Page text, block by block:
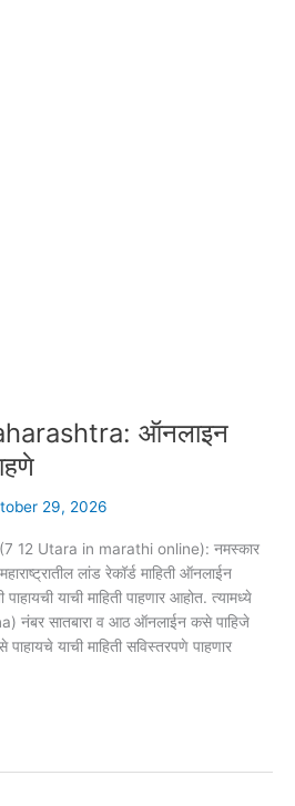
ऑनलाइन
29, 2026
12 Utara in marathi online): नमस्कार
लांड रेकॉर्ड माहिती ऑनलाईन
याची माहिती पाहणार आहोत. त्यामध्ये
नंबर सातबारा व आठ ऑनलाईन कसे पाहिजे
याची माहिती सविस्तरपणे पाहणार